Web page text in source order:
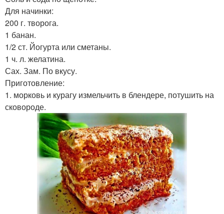
Для начинки:
200 г. творога.
1 банан.
1/2 ст. Йогурта или сметаны.
1 ч. л. желатина.
Сах. Зам. По вкусу.
Приготовление:
1. морковь и курагу измельчить в блендере, потушить на
сковороде.